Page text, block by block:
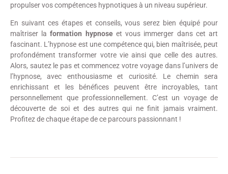
propulser vos compétences hypnotiques à un niveau supérieur.
En suivant ces étapes et conseils, vous serez bien équipé pour
maîtriser laformation hypnoseet vous immerger dans cet art
fascinant. L’hypnose est une compétence qui, bien maîtrisée, peut
profondément transformer votre vie ainsi que celle des autres.
Alors, sautez le pas et commencez votre voyage dans l’univers de
l’hypnose, avec enthousiasme et curiosité. Le chemin sera
enrichissant et les bénéfices peuvent être incroyables, tant
personnellement que professionnellement. C’est un voyage de
découverte de soi et des autres qui ne finit jamais vraiment.
Profitez de chaque étape de ce parcours passionnant !